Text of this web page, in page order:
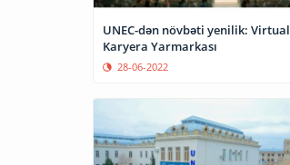
UNEC-dən növbəti yenilik: Virtual
Karyera Yarmarkası
28-06-2022